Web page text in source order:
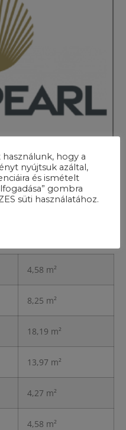
4,58 m²
8,25 m²
18,19 m²
13,97 m²
4,27 m²
4,58 m²
hogy a
nyújtsuk azáltal,
és ismételt
gombra
süti használatához.